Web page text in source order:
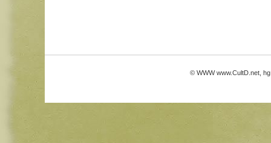
© WWWwww.CultD.net ,